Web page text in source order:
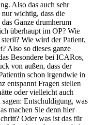
Also das auch sehr
nur wichtig, dass die
Ganze drumherum
überhaupt im OP? Wie
Wie wird der Patient,
Also so dieses ganze
Besondere bei ICARos,
von außen, dass der
schon irgendwie in
entspannt Fragen stellen
oder vielleicht auch
Entschuldigung, was
machen Sie denn hier
Oder was ist das für